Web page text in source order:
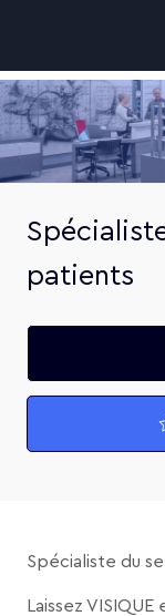
-
patients
Spécialiste du
Laissez